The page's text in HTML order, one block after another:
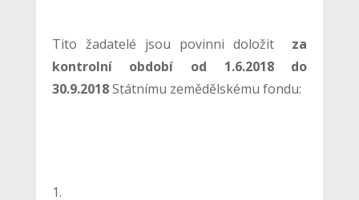
Tito žadatelé jsou povinni doložit
za
kontrolní období od 1.6.2018 do
30.9.2018Státnímu zemědělskému fondu: